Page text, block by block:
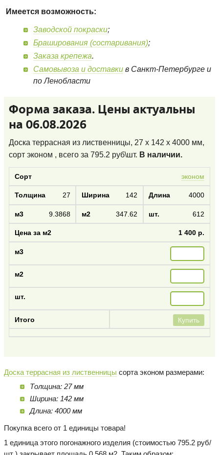
Имеется возможность:
Заводской покраски;
Браширования (состаривания);
Заказа крепежа.
Самовывоза и доставки в Санкт-Петербурге и
по Ленобласти
Форма заказа. Цены актуальны
на 06.08.2026
Доска террасная из лиственницы, 27 x 142 x 4000 мм,
сорт эконом , всего за 795.2 руб\шт. В наличии.
эконом
27 142 4000
9.3868 347.62 612
1 400 р.
Купить
Доска террасная из лиственницы сорта эконом размерами:
Толщина: 27 мм
Ширина: 142 мм
Длина: 4000 мм
Покупка всего от 1 единицы товара!
1 единица этого погонажного изделия (стоимостью 795.2 руб/